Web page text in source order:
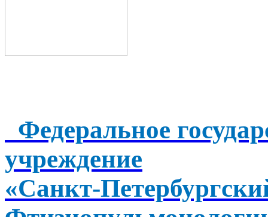
Федеральное
учреждение
«Санкт-